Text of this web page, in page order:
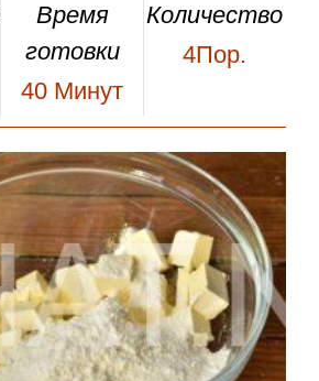
Время
готовки
40 Минут
Количество
4Пор.